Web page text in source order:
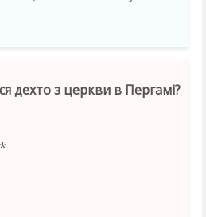
дехто з церкви в Пергамі?